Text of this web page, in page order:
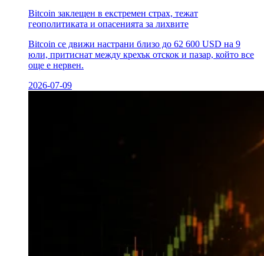
Bitcoin заклещен в екстремен страх, тежат
геополитиката и опасенията за лихвите
Bitcoin се движи настрани близо до 62 600 USD на 9
юли, притиснат между крехък отскок и пазар, който все
още е нервен.
2026-07-09